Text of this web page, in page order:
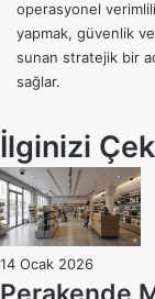
operasyonel
yapmak, güvenlik
sunan stratejik bir
sağlar.
İlginizi
14 Ocak 2026